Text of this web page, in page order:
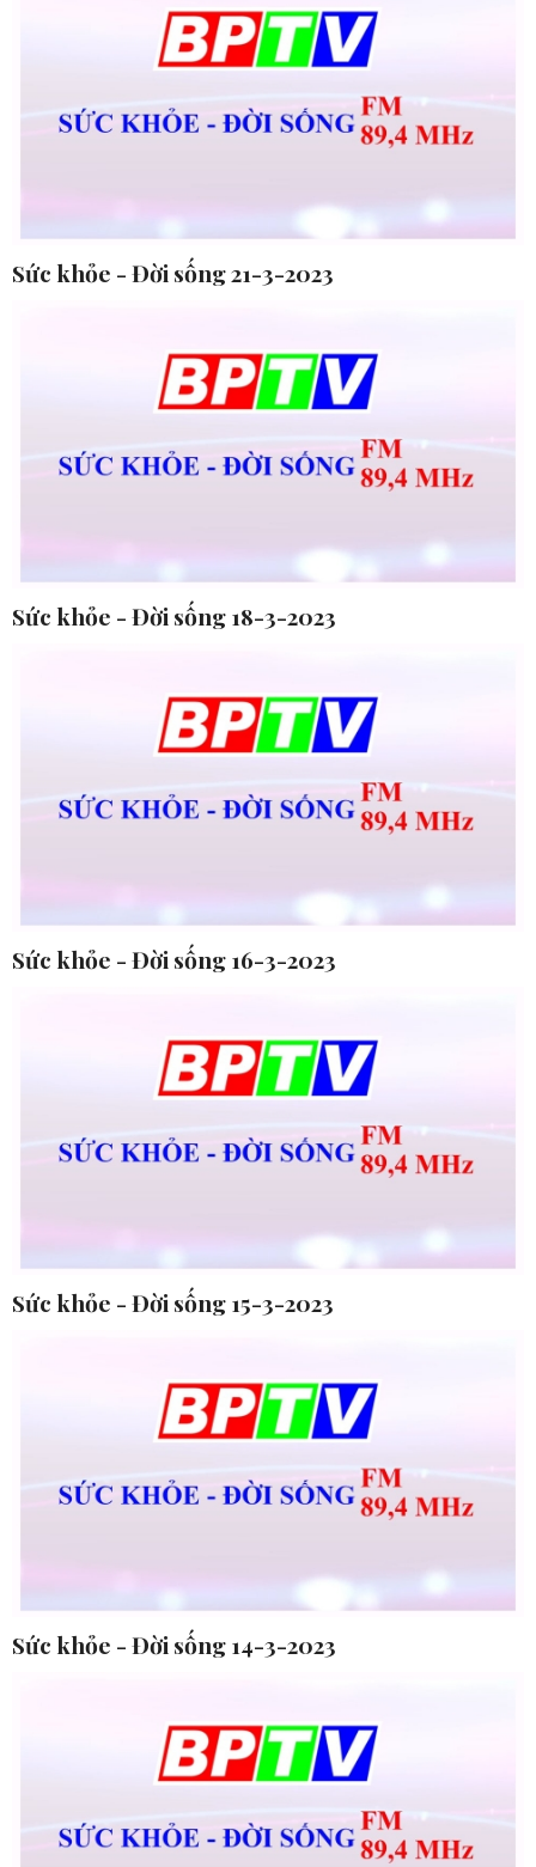
Sức khỏe - Đời sống 21-3-2023
Sức khỏe - Đời sống 18-3-2023
Sức khỏe - Đời sống 16-3-2023
Sức khỏe - Đời sống 15-3-2023
Sức khỏe - Đời sống 14-3-2023